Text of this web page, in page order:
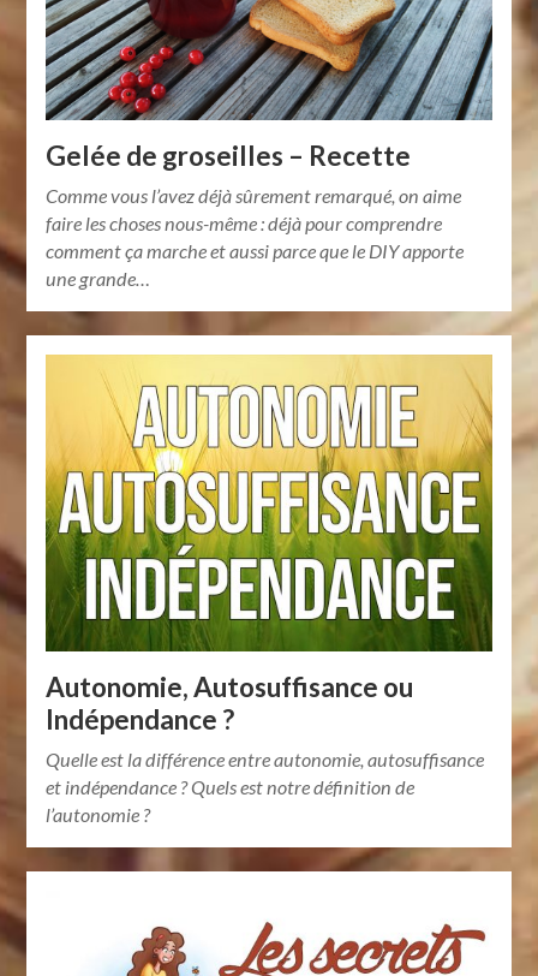
Gelée de groseilles – Recette
Comme vous l’avez déjà sûrement remarqué, on aime
faire les choses nous-même : déjà pour comprendre
comment ça marche et aussi parce que le DIY apporte
une grande…
Autonomie, Autosuffisance ou
Indépendance ?
Quelle est la différence entre autonomie, autosuffisance
et indépendance ? Quels est notre définition de
l’autonomie ?